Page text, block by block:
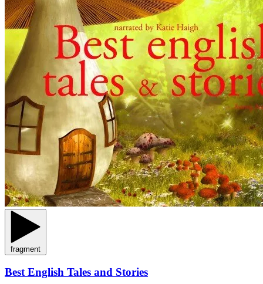
fragment
Best English Tales and Stories